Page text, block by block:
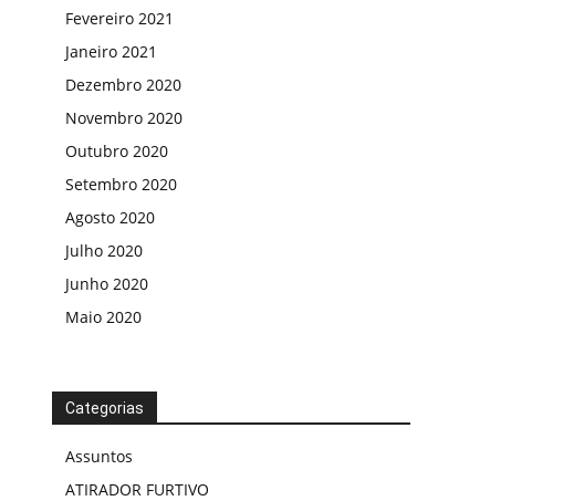
Fevereiro 2021
Janeiro 2021
Dezembro 2020
Novembro 2020
Outubro 2020
Setembro 2020
Agosto 2020
Julho 2020
Junho 2020
Maio 2020
Categorias
Assuntos
ATIRADOR FURTIVO